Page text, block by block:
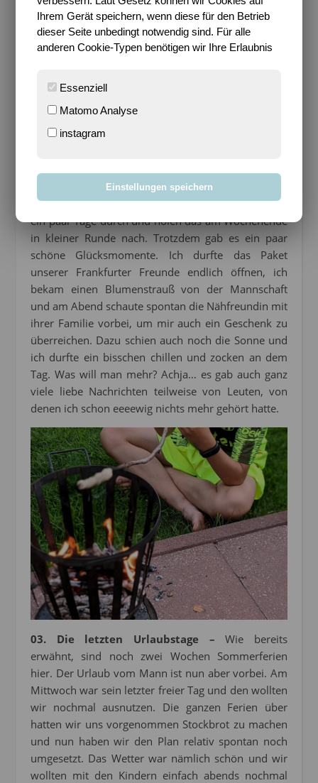
02. Ich, das Geburtstagskind –
mal nur um einen selbst gehen soll? Ich glaube das
nennt sich Geburtstag *lach*. Gefeiert habe ich aber
Lust auf Putzen und Aufräumen und die Kinder
sollten ruhig zu ihrem Fußball gehen können. Sie
mussten lange genug darauf verzichten. Wir atmen
ein paar Tage durch und holen das am Wochenende
in kleiner Runde nach. Trotzdem gab es ein paar
schöne Glücksmomente. Ich durfte das Paket
unserer Frankfurter Freunde endlich öffnen, ich
bekam einen Blumenstrauß von der Mannschaft
und am Abend schaute spontan die Nähfreundin mit
ihrer Familie vorbei, um mir auch ein Geschenk zu
überreichen. Dazu schien auch noch die Sonne und
ich durfte ein bisschen chillen und zocken an dem
Tag. Was will man mehr? Achja… es gab auch ganz
viele liebe Nachrichten teilweise von Leuten, von
denen ich schon eeeewig nichts mehr gehört hatte.
03. Die letzten Urlaubstage – Wie bereits
erwähnt, sind noch zwei Wochen Sommerferien
hier. Der Urlaub vom Mann ist nun aber vorbei. Am
Mittwoch war sein letzter freier Tag und den wollten
wir nochmal ausnutzen. Die ganzen Ferien über
hatten wir uns vorgenommen Stockbrot zu machen
und nun haben wir den Plan relativ spontan noch
umgesetzt. Das Wetter war nämlich schön und wir
wollten mit den Kindern einfach abends nochmal
Ihrem Gerät speichern, wenn diese für den Betrieb
dieser Seite unbedingt notwendig sind. Für alle
anderen Cookie-Typen benötigen wir Ihre Erlaubnis
Essenziell
Matomo Analyse
instagram
Einstellungen speichern